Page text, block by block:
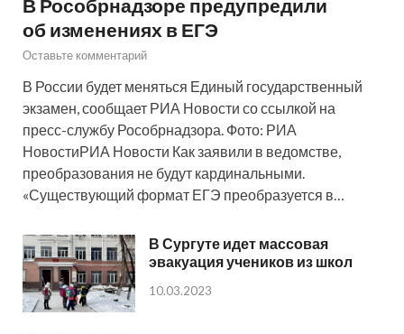
В Рособрнадзоре предупредили
об изменениях в ЕГЭ
Оставьте комментарий
В России будет меняться Единый государственный
экзамен, сообщает РИА Новости со ссылкой на
пресс-службу Рособрнадзора. Фото: РИА
НовостиРИА Новости Как заявили в ведомстве,
преобразования не будут кардинальными.
«Существующий формат ЕГЭ преобразуется в…
В Сургуте идет массовая
эвакуация учеников из школ
10.03.2023